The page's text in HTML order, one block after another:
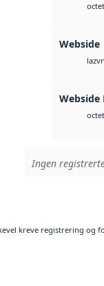
octet
Webside
laz
Webside
octet
Ingen
kreve registrering og